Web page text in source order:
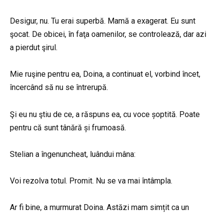
Desigur, nu. Tu erai superbă. Mamă a exagerat. Eu sunt
şocat. De obicei, în faţa oamenilor, se controlează, dar azi
a pierdut şirul.
Mie ruşine pentru ea, Doina, a continuat el, vorbind încet,
încercând să nu se întrerupă.
Şi eu nu ştiu de ce, a răspuns ea, cu voce șoptită. Poate
pentru că sunt tânără și frumoasă.
Stelian a îngenuncheat, luândui mâna:
Voi rezolva totul. Promit. Nu se va mai întâmpla.
Ar fi bine, a murmurat Doina. Astăzi mam simțit ca un